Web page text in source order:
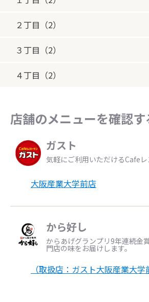
２丁目（2）
３丁目（2）
４丁目（2）
店舗のメニューを確認す
ガスト
気軽にご利用いただけるCafe
大阪産業大学前店
から好し
からあげグランプリ9年連続金
門店の味をお届けします。
（取扱店：ガスト大阪産業大学